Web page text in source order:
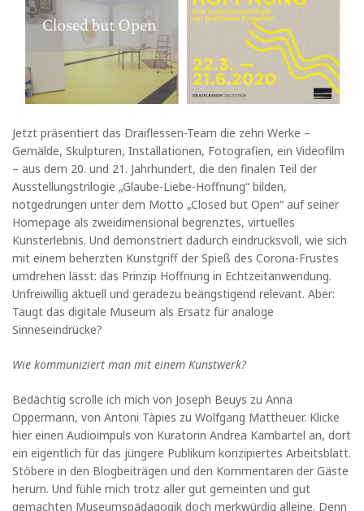
Jetzt präsentiert das Draiflessen-Team die zehn Werke –
Gemälde, Skulpturen, Installationen, Fotografien, ein Videofilm
– aus dem 20. und 21. Jahrhundert, die den finalen Teil der
Ausstellungstrilogie „Glaube-Liebe-Hoffnung“ bilden,
notgedrungen unter dem Motto „Closed but Open“ auf seiner
Homepage als zweidimensional begrenztes, virtuelles
Kunsterlebnis. Und demonstriert dadurch eindrucksvoll, wie sich
mit einem beherzten Kunstgriff der Spieß des Corona-Frustes
umdrehen lässt: das Prinzip Hoffnung in Echtzeitanwendung.
Unfreiwillig aktuell und geradezu beängstigend relevant. Aber:
Taugt das digitale Museum als Ersatz für analoge
Sinneseindrücke?
Wie kommuniziert man mit einem Kunstwerk?
Bedächtig scrolle ich mich von Joseph Beuys zu Anna
Oppermann, von Antoni Tàpies zu Wolfgang Mattheuer. Klicke
hier einen Audioimpuls von Kuratorin Andrea Kambartel an, dort
ein eigentlich für das jüngere Publikum konzipiertes Arbeitsblatt.
Stöbere in den Blogbeiträgen und den Kommentaren der Gäste
herum. Und fühle mich trotz aller gut gemeinten und gut
gemachten Museumspädagogik doch merkwürdig alleine. Denn